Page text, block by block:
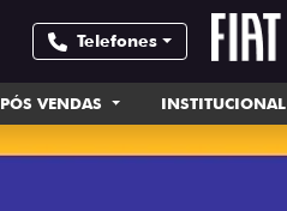
Telefones
PÓS VENDAS INSTITUCIONAL